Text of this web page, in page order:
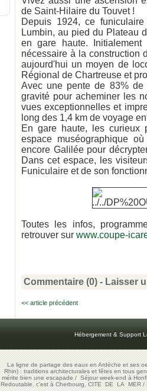
de Saint-Hilaire du Touvet !
Depuis 1924, ce
Lumbin, au pied du Plateau
en gare haute. Initialement
nécessaire à la construction
aujourd'hui un moyen de
Régional de Chartreuse et
Avec une pente de 83%
gravité pour acheminer les
vues exceptionnelles et
long des 1,4 km de voyage
En gare haute, les curieux
espace muséographique
encore Galilée pour
Dans cet espace, les
Funiculaire et de son
Toutes les infos,
retrouver sur www.coupe-
Commentaire (0) - Laisser
<< article précédent
Hébergement & Support
La ligne de partage des eaux en Ardèche et ses
Rhin) : traditions architecturales et fêtes en tous
mérite bien une escapade/Séjour week-end à
Redoutable, c'est à Cherbourg, CITE DE LA MER/